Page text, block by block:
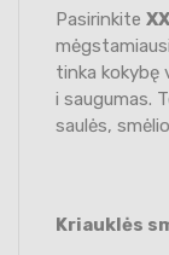
Pasirinkite
tinka kokybę
i saugumas.
saulės,
Kriauklės